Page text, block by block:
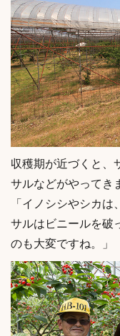
収穫期が近づくと、
サルなどがやってき
「イノシシやシカは
サルはビニールを破
のも大変ですね。」